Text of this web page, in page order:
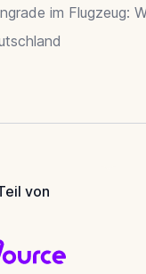
im Flugzeug:
von